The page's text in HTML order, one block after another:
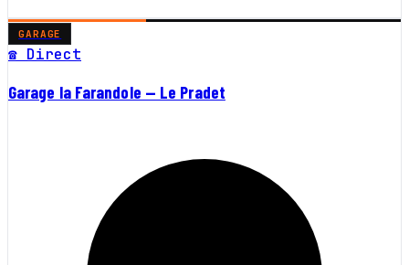
GARAGE
☎ Direct
Garage la Farandole — Le Pradet